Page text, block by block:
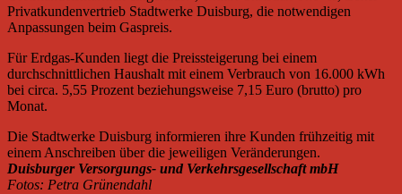
Privatkundenvertrieb Stadtwerke Duisburg, die notwendigen
Anpassungen beim Gaspreis.
Für Erdgas-Kunden liegt die Preissteigerung bei einem
durchschnittlichen Haushalt mit einem Verbrauch von 16.000 kWh
bei circa. 5,55 Prozent beziehungsweise 7,15 Euro (brutto) pro
Monat.
Die Stadtwerke Duisburg informieren ihre Kunden frühzeitig mit
einem Anschreiben über die jeweiligen Veränderungen.
Duisburger Versorgungs- und Verkehrsgesellschaft mbH
Fotos: Petra Grünendahl